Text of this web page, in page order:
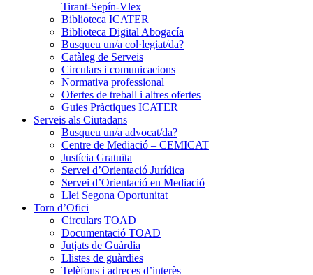
Tirant-Sepín-Vlex
Biblioteca ICATER
Biblioteca Digital Abogacía
Busqueu un/a col·legiat/da?
Catàleg de Serveis
Circulars i comunicacions
Normativa professional
Ofertes de treball i altres ofertes
Guies Pràctiques ICATER
Serveis als Ciutadans
Busqueu un/a advocat/da?
Centre de Mediació – CEMICAT
Justícia Gratuïta
Servei d’Orientació Jurídica
Servei d’Orientació en Mediació
Llei Segona Oportunitat
Torn d’Ofici
Circulars TOAD
Documentació TOAD
Jutjats de Guàrdia
Llistes de guàrdies
Telèfons i adreces d’interès